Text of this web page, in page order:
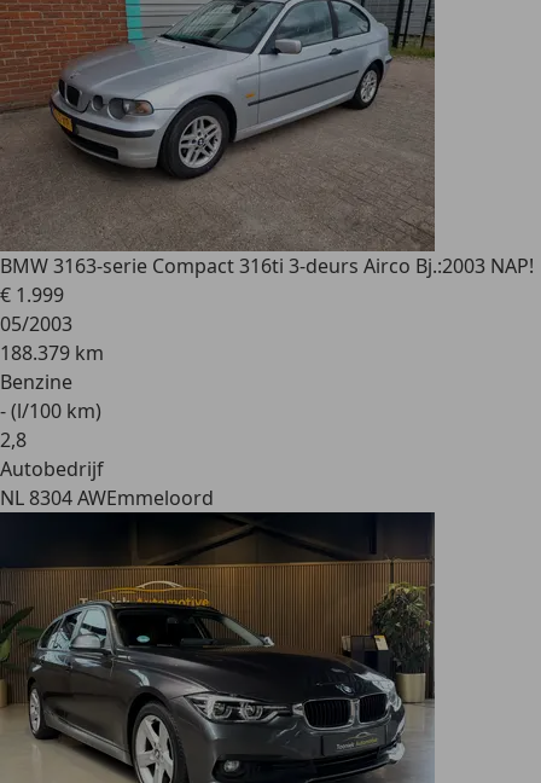
BMW 3163-serie Compact 316ti 3-deurs Airco Bj.:2003 NAP!
€ 1.999
05/2003
188.379 km
Benzine
- (l/100 km)
2,8
Autobedrijf
NL 8304 AWEmmeloord